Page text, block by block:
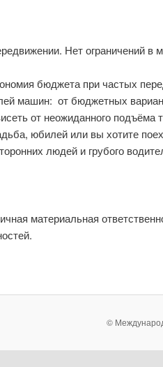
Нет ограничений в
бюджета при частых
машин: от бюджетных
от неожиданного подъёма
юбилей или вы хотите
людей и грубого
материальная
©